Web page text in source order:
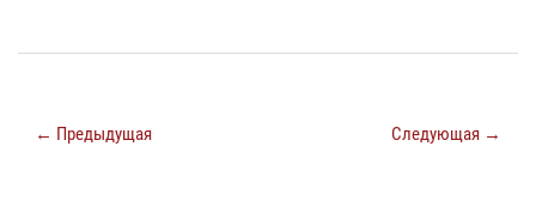
← Предыдущая Следующая →